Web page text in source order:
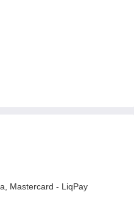
Mastercard - LiqPay